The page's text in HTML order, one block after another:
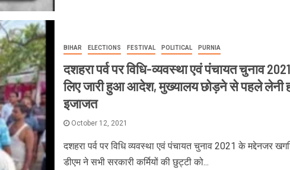
BIHAR ELECTIONS FESTIVAL POLITICAL PURNIA
दशहरा पर्व पर विधि-व्यवस्था एवं पंचायत चुनाव
लिए जारी हुआ आदेश, मुख्यालय छोड़ने से पहले लेनी
इजाजत
October 12, 2021
दशहरा पर्व पर विधि व्यवस्था एवं पंचायत चुनाव 2021 के मद्देनजर
डीएम ने सभी सरकारी कर्मियों की छुट्टी को...